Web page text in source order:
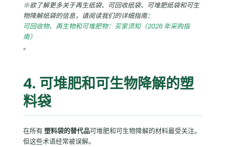
※欲了解更多关于再生纸袋、可回收纸袋、可堆肥纸袋和可生
物降解纸袋的信息，请阅读我们的详细指南：
可回收物、再生物和可堆肥物：买家须知（2026 年采购指
南）
。
4. 可堆肥和可生物降解的塑
料袋
在所有塑料袋的替代品可堆肥和可生物降解的材料最受关注。
但这些术语经常被误解。